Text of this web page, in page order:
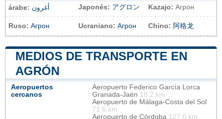
árabe: أغرون Japonés: アグロン Kazajo: Агрон
Ruso: Агрон Ucraniano: Агрон Chino: 阿格龙
MEDIOS DE TRANSPORTE EN
AGRÓN
Aeropuertos
cercanos
Aeropuerto Federico García Lorca
Granada-Jaén 18.2 km
Aeropuerto de Málaga-Costa del Sol
71.6 km
Aeropuerto de Córdoba 127.6 km